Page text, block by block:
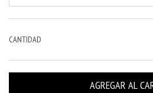
CANTIDAD